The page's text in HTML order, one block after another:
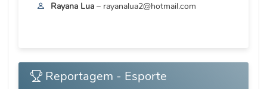
Rayana Lua – rayanalua2@hotmail.com
Reportagem - Esporte